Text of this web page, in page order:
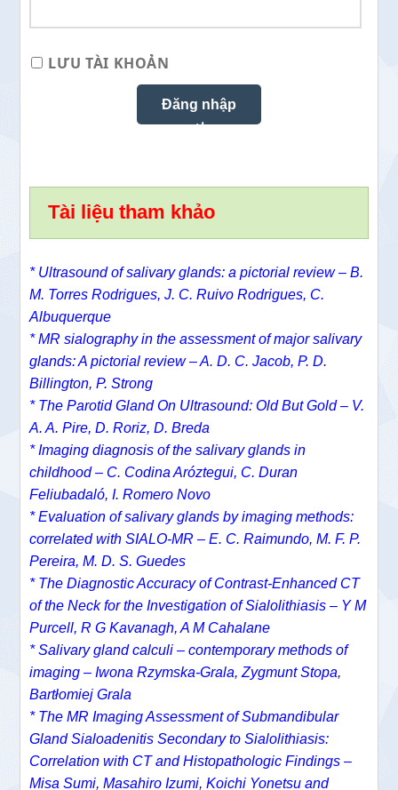
LƯU TÀI KHOẢN
Tài liệu tham khảo
* Ultrasound of salivary glands: a pictorial review – B.
M. Torres Rodrigues, J. C. Ruivo Rodrigues, C.
Albuquerque
* MR sialography in the assessment of major salivary
glands: A pictorial review – A. D. C. Jacob, P. D.
Billington, P. Strong
* The Parotid Gland On Ultrasound: Old But Gold – V.
A. A. Pire, D. Roriz, D. Breda
* Imaging diagnosis of the salivary glands in
childhood – C. Codina Aróztegui, C. Duran
Feliubadaló, I. Romero Novo
* Evaluation of salivary glands by imaging methods:
correlated with SIALO-MR – E. C. Raimundo, M. F. P.
Pereira, M. D. S. Guedes
* The Diagnostic Accuracy of Contrast-Enhanced CT
of the Neck for the Investigation of Sialolithiasis – Y M
Purcell, R G Kavanagh, A M Cahalane
* Salivary gland calculi – contemporary methods of
imaging – Iwona Rzymska-Grala, Zygmunt Stopa,
Bartłomiej Grala
* The MR Imaging Assessment of Submandibular
Gland Sialoadenitis Secondary to Sialolithiasis:
Correlation with CT and Histopathologic Findings –
Misa Sumi, Masahiro Izumi, Koichi Yonetsu and